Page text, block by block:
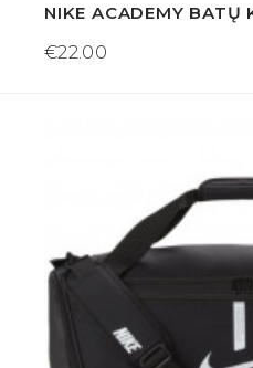
NIKE ACADEMY BATŲ
€22.00